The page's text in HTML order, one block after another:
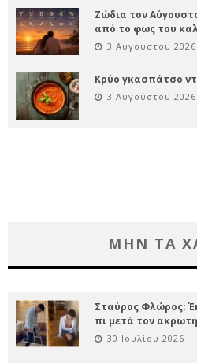
Ζώδια τον
από το φως του
3 Αυγούστου 2026
Κρύο γκασπάτσο
3 Αυγούστου 2026
ΜΗΝ ΤΑ
Σταύρος Φλώρος:
πι μετά τον
30 Ιουλίου 2026